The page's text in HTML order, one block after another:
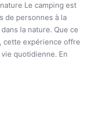
Le camping est
de personnes à la
la nature. Que ce
cette expérience offre
quotidienne. En